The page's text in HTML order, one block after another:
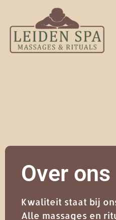
Over ons
Kwaliteit staat bij
Alle massages en